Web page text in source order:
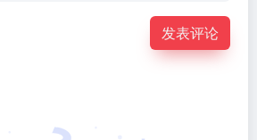
发表评论